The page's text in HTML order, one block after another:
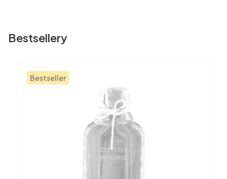
Bestsellery
Bestseller